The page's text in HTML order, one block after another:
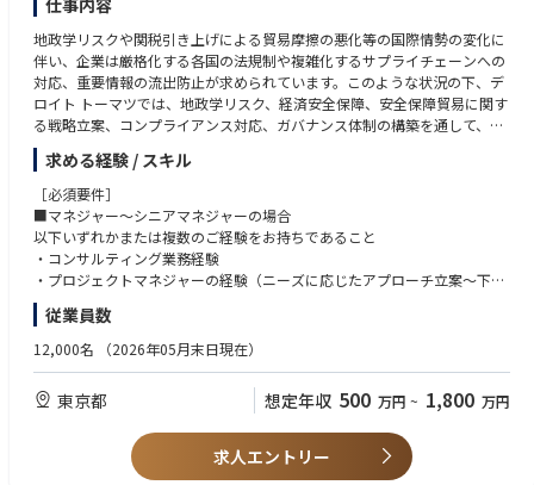
チーム
おり、未経験者がクイックにコンサルティング業務の作法、スキルを身に
付けられる業務環境
・小規模であるがゆえにメンバー間のコミュニケーションが活発で、巨大
組織の1つの歯車になるようなことがなく、一人一人のコンサルタントに
スポットライトが当たる
・ユニット内の他プロジェクトにもアサインされる機会が日常的にあるた
め、保険と全く関連のない官・民のプロジェクトで純粋にコンサルティン
グ業務に携わることができる。保険業界の経験を活かしたいが、保険以外
の業務にも興味がある方も歓迎。
・NTTデータとの連携により、クライアントにビジネス戦略検討~システ
ム開発までの一気通貫のサービス提供が可能（当社が戦略検討、NTTデー
タが戦略に基づくシステム構想・開発を担当）。
・現在は保険業界中心のプロジェクトだが、今後NTTデータとの連携によ
り金融全般、金融以外にも拡張していく計画。
【プロジェクト例】
・保険会社：AIエージェントを活用した新しい保険業務モデルの検討支援
・保険会社：CX戦略検討支援
・海外金融コングロマリット企業：保険領域における日本国内企業との提
・経営企画、営業企画等の本社機能での勤務経験
・生損保業界での複数部門経験（例：代理店営業と支払査定業務）
・保険・金融業界でのデータ分析、社内SE業務経験
・保険・金融業界でのコンサルティングファームとの協業経験
・ビジネスシーンでの英語利用経験
仕事内容
地政学リスクや関税引き上げによる貿易摩擦の悪化等の国際情勢の変化に
伴い、企業は厳格化する各国の法規制や複雑化するサプライチェーンへの
対応、重要情報の流出防止が求められています。このような状況の下、デ
ロイト トーマツでは、地政学リスク、経済安全保障、安全保障貿易に関す
る戦略立案、コンプライアンス対応、ガバナンス体制の構築を通して、企
業の持続的な成長を支援しています。
本ポジションでは、従来のガバナンス・リスクマネジメント・コンプライ
アンス等の業務を中心に培ったノウハウの習得のみならず、デロイト トー
マツ グループ 地政学リスク戦略室や、デロイト トーマツ税理士法人、デ
ロイト トーマツ スペース アンド セキュリティ合同会社の専門家と協業し
ながら、地政学リスクに係るガバナンス対応、輸出入業務に係る法規制対
分野の希少な専門家としてのキャリアアップの機会を得ることができま
す。
サービスの立ち上げ期にあたるため、コンサルタントや事業会社での経験
を活かしながら、新たな領域において一緒に企画・推進いただける方を求
めています。
※下記、いずれかの専門領域を主としつつ、派生領域も含めた職務に従事
いただきます。
求める経験 / スキル
［必須要件］
■マネジャー～シニアマネジャーの場合
以下いずれかまたは複数のご経験をお持ちであること
・コンサルティング業務経験
・プロジェクトマネジャーの経験（ニーズに応じたアプローチ立案～下位
者への作業指示・成果物のレビュー～顧客とのコミュニケーション等）
・コンサルティングファームもしくは事業会社にて新規サービス開発に携
わり、他部署を巻き込んで推進した経験
■アナリスト・コンサルタント～シニアコンサルタントの場合
以下いずれかのご経験をお持ちであること
・コンサルティング業務経験
・上記職務内容に記載した領域に、事業会社で従事した経験【経営企画・
輸出入管理・リスマネ等】
従業員数
12,000名 （2026年05月末日現在）
東京都 想定年収 500 万円 ~ 1,800 万円
求人エントリー